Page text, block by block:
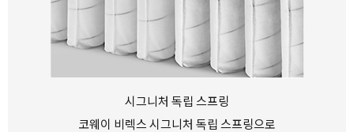
시그니처 독립 스프링
코웨이 비렉스 시그니처 독립 스프링으로